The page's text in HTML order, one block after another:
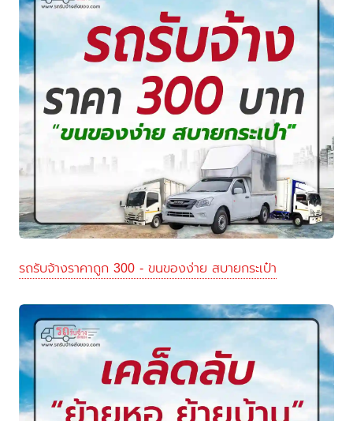
รถรับจ้างราคาถูก 300 - ขนของง่าย สบายกระเป๋า